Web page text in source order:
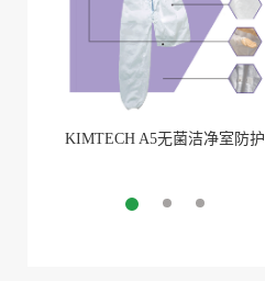
KIMTECH A5无菌洁净室防护